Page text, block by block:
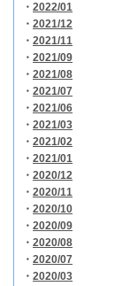
・ 2022/01
・ 2021/12
・ 2021/11
・ 2021/09
・ 2021/08
・ 2021/07
・ 2021/06
・ 2021/03
・ 2021/02
・ 2021/01
・ 2020/12
・ 2020/11
・ 2020/10
・ 2020/09
・ 2020/08
・ 2020/07
・ 2020/03